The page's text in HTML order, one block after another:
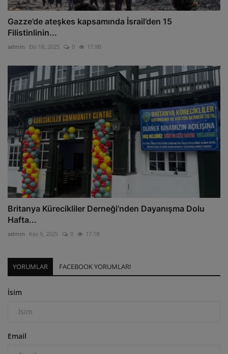
Gazze’de ateşkes kapsamında İsrail’den 15
Filistinlinin...
admin Eki 18, 2025 0 17.9B
Britanya Kürecikliler Derneği’nden Dayanışma Dolu
Hafta...
admin Kas 9, 2025 0 17.1B
YORUMLAR FACEBOOK YORUMLARI
İsim
Email